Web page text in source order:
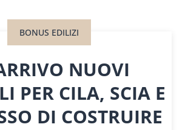
BONUS EDILIZI
NUOVI
PER CILA, SCIA E
DI COSTRUIRE